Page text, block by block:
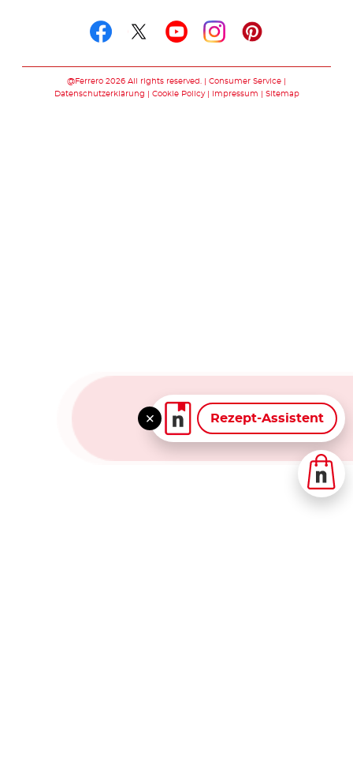
Rezept-Assistent
@Ferrero 2026 All rights reserved.
Consumer Service
Datenschutzerklärung
Cookie Policy Impressum Sitemap